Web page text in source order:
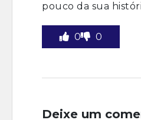
pouco da sua
0 0
Deixe um